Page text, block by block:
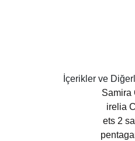
İçerikler ve
Samira
irelia
ets 2